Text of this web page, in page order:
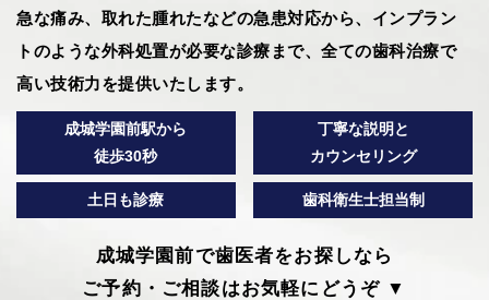
急な痛み、取れた腫れたなどの急患対応から、インプラン
トのような外科処置が必要な診療まで、全ての歯科治療で
高い技術力を提供いたします。
成城学園前駅から
徒歩30秒
丁寧な説明と
カウンセリング
土日も診療 歯科衛生士担当制
成城学園前で歯医者をお探しなら
ご予約・ご相談はお気軽にどうぞ ▼